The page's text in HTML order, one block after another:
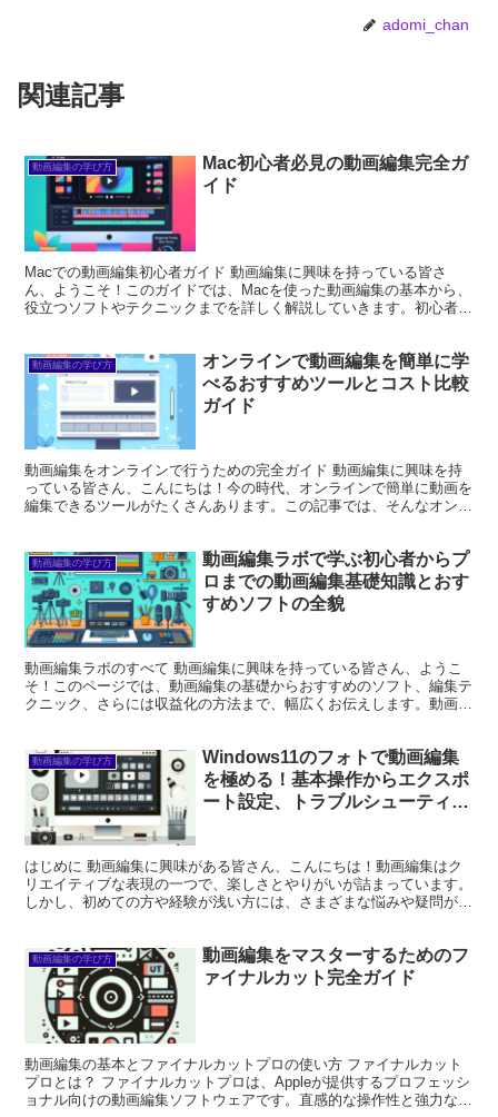
adomi_chan
関連記事
動画編集の学び方
Mac初心者必見の動画編集完全ガ
イド
Macでの動画編集初心者ガイド 動画編集に興味を持っている皆さ
ん、ようこそ！このガイドでは、Macを使った動画編集の基本から、
役立つソフトやテクニックまでを詳しく解説していきます。初心者で
動画編集の学び方
オンラインで動画編集を簡単に学
べるおすすめツールとコスト比較
ガイド
動画編集をオンラインで行うための完全ガイド 動画編集に興味を持
っている皆さん、こんにちは！今の時代、オンラインで簡単に動画を
編集できるツールがたくさんあります。この記事では、そんなオンラ
動画編集の学び方
動画編集ラボで学ぶ初心者からプ
ロまでの動画編集基礎知識とおす
すめソフトの全貌
動画編集ラボのすべて 動画編集に興味を持っている皆さん、ようこ
そ！このページでは、動画編集の基礎からおすすめのソフト、編集テ
クニック、さらには収益化の方法まで、幅広くお伝えします。動画編
動画編集の学び方
Windows11のフォトで動画編集
を極める！基本操作からエクスポ
ート設定、トラブルシューティン
はじめに 動画編集に興味がある皆さん、こんにちは！動画編集はク
リエイティブな表現の一つで、楽しさとやりがいが詰まっています。
しかし、初めての方や経験が浅い方には、さまざまな悩みや疑問があ
動画編集の学び方
動画編集をマスターするためのフ
ァイナルカット完全ガイド
動画編集の基本とファイナルカットプロの使い方 ファイナルカット
プロとは？ ファイナルカットプロは、Appleが提供するプロフェッシ
ョナル向けの動画編集ソフトウェアです。直感的な操作性と強力な編